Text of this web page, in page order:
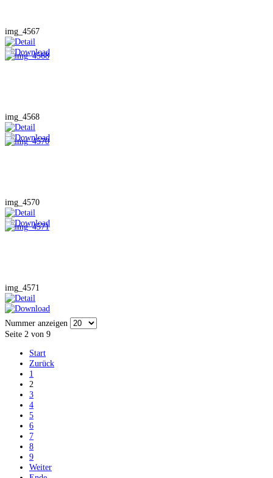
img_4567
img_4568
img_4570
img_4571
Nummer anzeigen
Seite 2 von 9
Start
Zurück
1
2
3
4
5
6
7
8
9
Weiter